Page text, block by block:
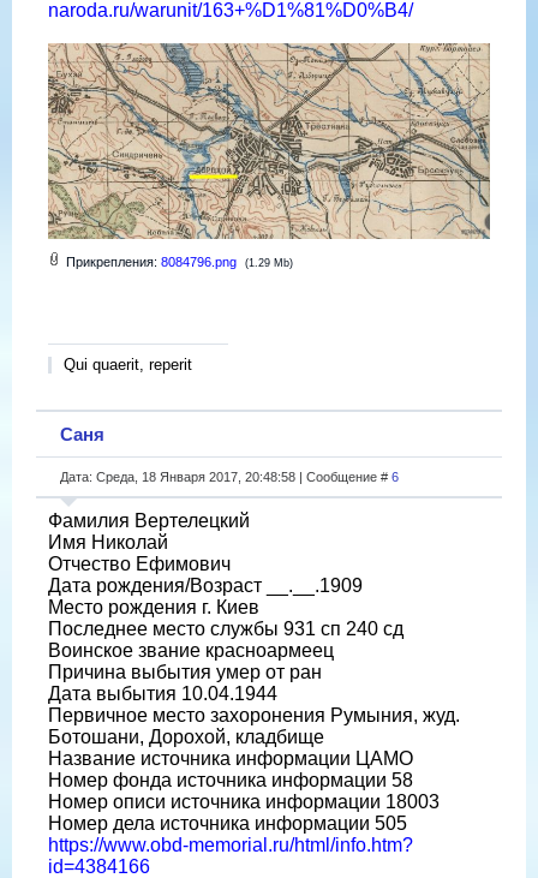
naroda.ru/warunit/163+%D1%81%D0%B4/
Прикрепления: 8084796.png (1.29 Mb)
Qui quaerit, reperit
Саня
Дата: Среда, 18 Января 2017, 20:48:58 | Сообщение # 6
Фамилия Вертелецкий
Имя Николай
Отчество Ефимович
Дата рождения/Возраст __.__.1909
Место рождения г. Киев
Последнее место службы 931 сп 240 сд
Воинское звание красноармеец
Причина выбытия умер от ран
Дата выбытия 10.04.1944
Первичное место захоронения Румыния, жуд.
Ботошани, Дорохой, кладбище
Название источника информации ЦАМО
Номер фонда источника информации 58
Номер описи источника информации 18003
Номер дела источника информации 505
https://www.obd-memorial.ru/html/info.htm?
id=4384166